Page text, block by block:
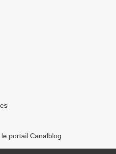
portail Canalblog